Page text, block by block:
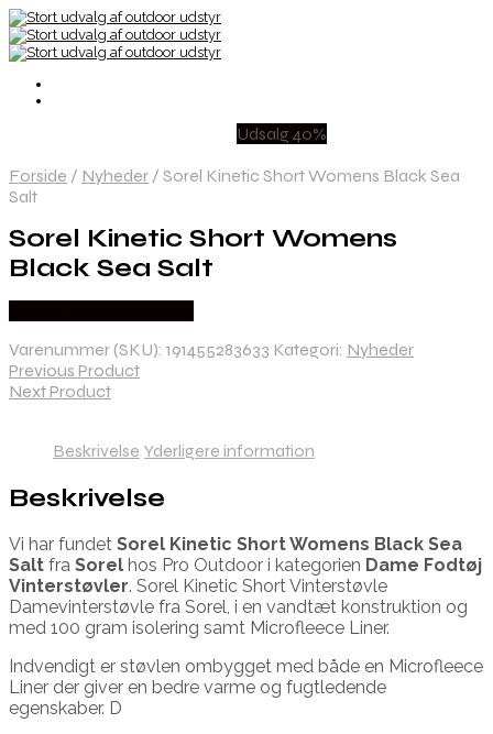
Udsalg 40%
Forside / Nyheder / Sorel Kinetic Short Womens Black Sea
Salt
Sorel Kinetic Short Womens
Black Sea Salt
Varenummer (SKU): 191455283633 Kategori: Nyheder
Previous Product
Next Product
Beskrivelse Yderligere information
Beskrivelse
Vi har fundet Sorel Kinetic Short Womens Black Sea
Salt fra Sorel hos Pro Outdoor i kategorien Dame Fodtøj
Vinterstøvler. Sorel Kinetic Short Vinterstøvle
Damevinterstøvle fra Sorel, i en vandtæt konstruktion og
med 100 gram isolering samt Microfleece Liner.
Indvendigt er støvlen ombygget med både en Microfleece
Liner der giver en bedre varme og fugtledende
egenskaber. D